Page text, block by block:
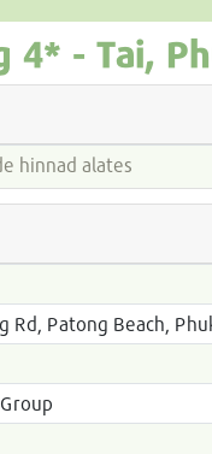
4* - Tai,
hinnad alates
Rd, Patong Beach,